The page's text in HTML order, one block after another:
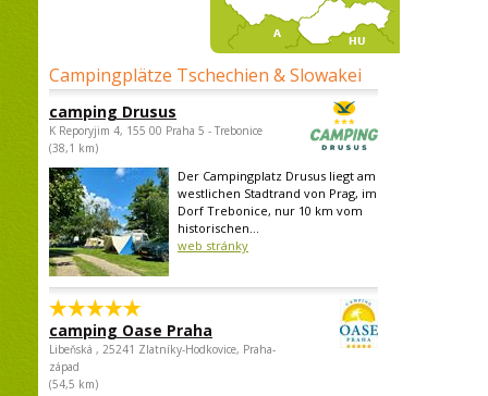
Campingplätze Tschechien & Slowakei
camping Drusus
K Reporyjim 4, 155 00 Praha 5 - Trebonice
(38,1 km)
Der Campingplatz Drusus liegt am
westlichen Stadtrand von Prag, im
Dorf Trebonice, nur 10 km vom
historischen...
web stránky
camping Oase Praha
Libeňská , 25241 Zlatníky-Hodkovice, Praha-
západ
(54,5 km)